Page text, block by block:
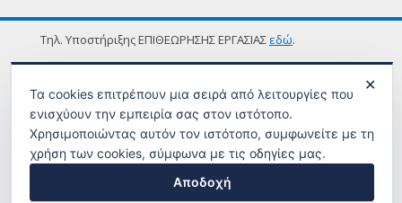
Τηλ. Υποστήριξης ΕΠΙΘΕΩΡΗΣΗΣ ΕΡΓΑΣΙΑΣ εδώ.
ΟΡΟΙ ΧΡΗΣΗΣ
✕
Τα cookies επιτρέπουν μια σειρά από λειτουργίες που
ενισχύουν την εμπειρία σας στον ιστότοπο.
Χρησιμοποιώντας αυτόν τον ιστότοπο, συμφωνείτε με τη
χρήση των cookies, σύμφωνα με τις οδηγίες μας.
Αποδοχή